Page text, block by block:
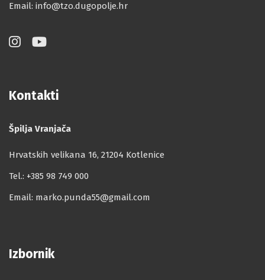
Email: info@tzo.dugopolje.hr
Kontakti
Špilja Vranjača
Hrvatskih velikana 16, 21204 Kotlenice
Tel.: +385 98 749 000
Email: marko.punda55@gmail.com
Izbornik